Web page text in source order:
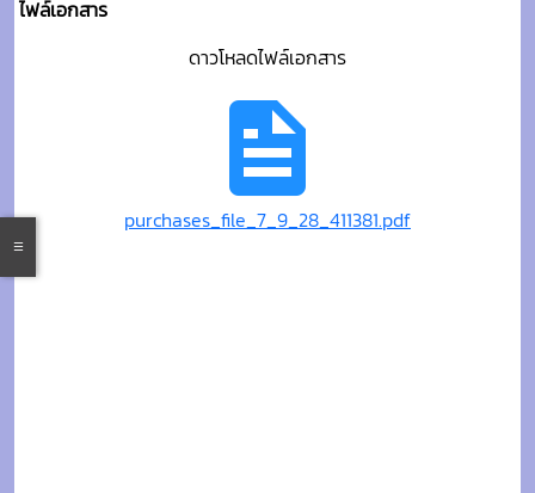
ไฟล์เอกสาร
ดาวโหลดไฟล์เอกสาร
purchases_file_7_9_28_411381.pdf